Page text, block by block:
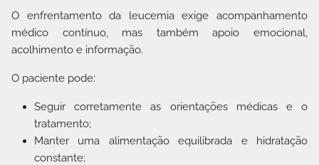
O enfrentamento da leucemia exige acompanhamento
médico contínuo, mas também apoio emocional,
acolhimento e informação.
O paciente pode:
Seguir corretamente as orientações médicas e o
tratamento;
Manter uma alimentação equilibrada e hidratação
constante;